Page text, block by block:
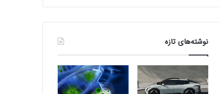
نوشته‌های تازه